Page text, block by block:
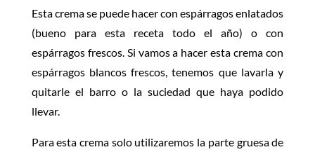
Esta crema se puede hacer con espárragos enlatados
(bueno para esta receta todo el año) o con
espárragos frescos. Si vamos a hacer esta crema con
espárragos blancos frescos, tenemos que lavarla y
quitarle el barro o la suciedad que haya podido
llevar.
Para esta crema solo utilizaremos la parte gruesa de